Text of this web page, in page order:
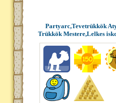
Partyarc,Tevetrükkök
Trükkök Mestere,Lelkes